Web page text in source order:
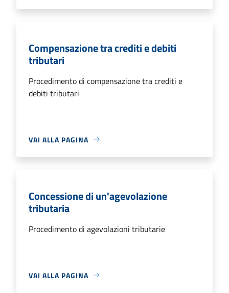
Compensazione tra crediti e debiti
tributari
Procedimento di compensazione tra crediti e
debiti tributari
VAI ALLA PAGINA
Concessione di un'agevolazione
tributaria
Procedimento di agevolazioni tributarie
VAI ALLA PAGINA